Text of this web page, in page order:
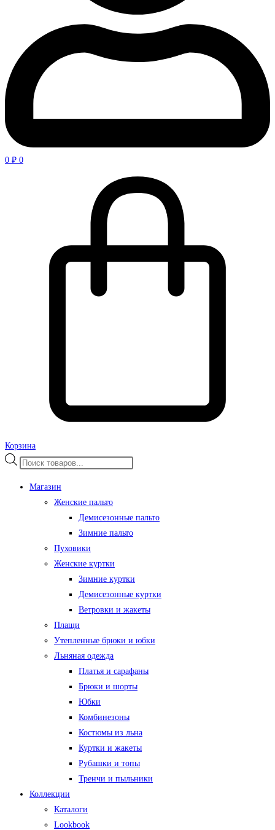
0 ₽ 0
Корзина
Поиск
Магазин
Женские пальто
Демисезонные пальто
Зимние пальто
Пуховики
Женские куртки
Зимние куртки
Демисезонные куртки
Ветровки и жакеты
Плащи
Утепленные брюки и юбки
Льняная одежда
Платья и сарафаны
Брюки и шорты
Юбки
Комбинезоны
Костюмы из льна
Куртки и жакеты
Рубашки и топы
Тренчи и пыльники
Коллекции
Каталоги
Lookbook